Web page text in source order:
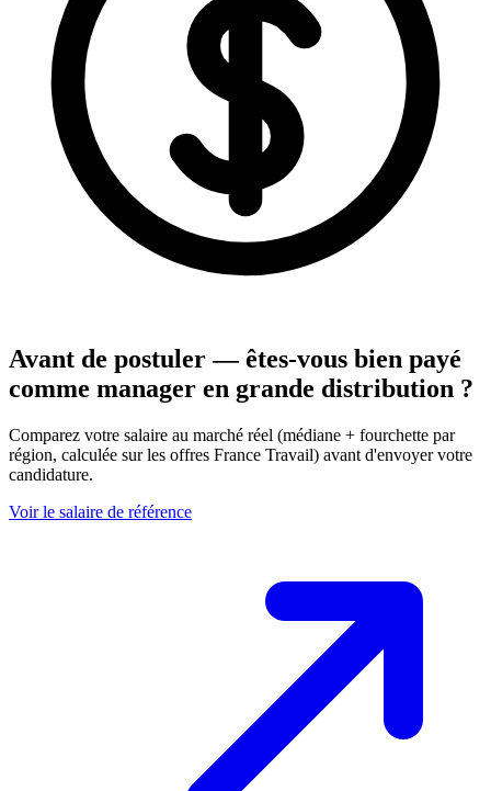
Avant de postuler — êtes-vous bien payé
comme manager en grande distribution ?
Comparez votre salaire au marché réel (médiane + fourchette par
région, calculée sur les offres France Travail) avant d'envoyer votre
candidature.
Voir le salaire de référence